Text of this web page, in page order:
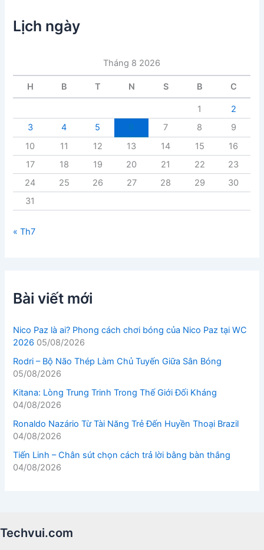
c
b
i
Lịch ngày
Tháng 8 2026
H B T N S B C
1
2
3
4 5 7 8
9
10
11 12 13 14 15
16
17
18 19 20 21 22
23
24
25 26 27 28 29
30
31
« Th7
Bài viết mới
Nico Paz là ai? Phong cách chơi bóng của Nico Paz tại WC
2026 05/08/2026
Rodri – Bộ Não Thép Làm Chủ Tuyến Giữa Sân Bóng
05/08/2026
Kitana: Lòng Trung Trinh Trong Thế Giới Đối Kháng
04/08/2026
Ronaldo Nazário Từ Tài Năng Trẻ Đến Huyền Thoại Brazil
04/08/2026
Tiến Linh – Chân sút chọn cách trả lời bằng bàn thắng
04/08/2026
Techvui.com